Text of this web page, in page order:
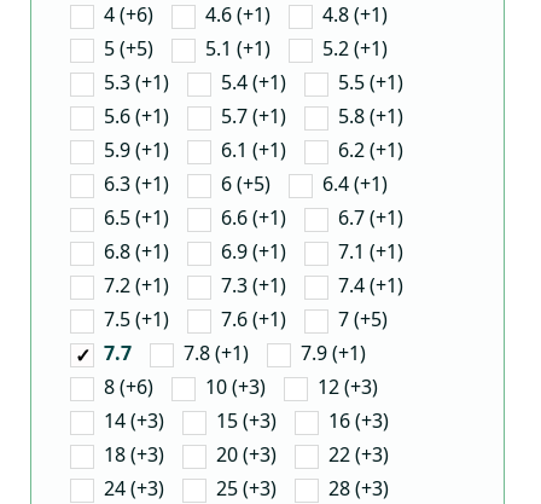
4 (+6)
4.6 (+1)
4.8 (+1)
5 (+5)
5.1 (+1)
5.2 (+1)
5.3 (+1)
5.4 (+1)
5.5 (+1)
5.6 (+1)
5.7 (+1)
5.8 (+1)
5.9 (+1)
6.1 (+1)
6.2 (+1)
6.3 (+1)
6 (+5)
6.4 (+1)
6.5 (+1)
6.6 (+1)
6.7 (+1)
6.8 (+1)
6.9 (+1)
7.1 (+1)
7.2 (+1)
7.3 (+1)
7.4 (+1)
7.5 (+1)
7.6 (+1)
7 (+5)
7.7
7.8 (+1)
7.9 (+1)
8 (+6)
10 (+3)
12 (+3)
14 (+3)
15 (+3)
16 (+3)
18 (+3)
20 (+3)
22 (+3)
24 (+3)
25 (+3)
28 (+3)